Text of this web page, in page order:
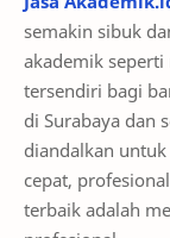
semakin sibuk
akademik
tersendiri bagi
di Surabaya dan
diandalkan
cepat,
terbaik adalah